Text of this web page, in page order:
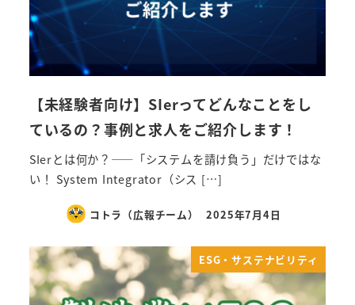
【未経験者向け】SIerってどんなことをし
ているの？事例と求人をご紹介します！
SIerとは何か？――「システムを請け負う」だけではな
い！ System Integrator（シス […]
コトラ（広報チーム） 2025年7月4日
ESG・サステナビリティ